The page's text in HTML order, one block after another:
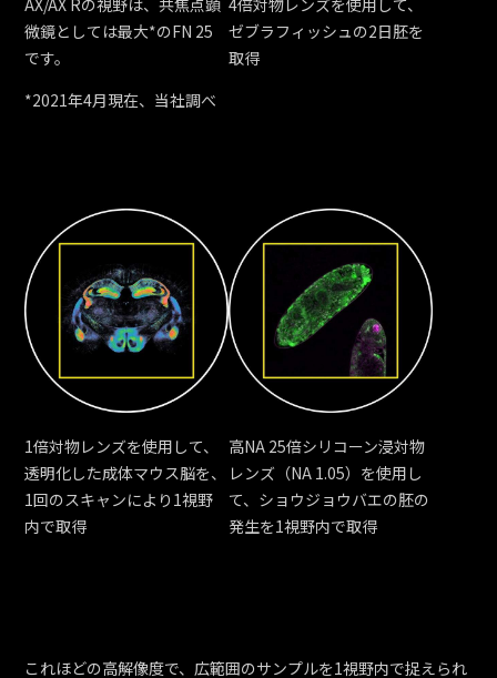
AX/AX Rの視野は、共焦点顕
微鏡としては最大*のFN 25
です。
*2021年4月現在、当社調べ
4倍対物レンズを使用して、
ゼブラフィッシュの2日胚を
取得
1倍対物レンズを使用して、
透明化した成体マウス脳を、
1回のスキャンにより1視野
内で取得
高NA 25倍シリコーン浸対物
レンズ（NA 1.05）を使用し
て、ショウジョウバエの胚の
発生を1視野内で取得
これほどの高解像度で、広範囲のサンプルを1視野内で捉えられ